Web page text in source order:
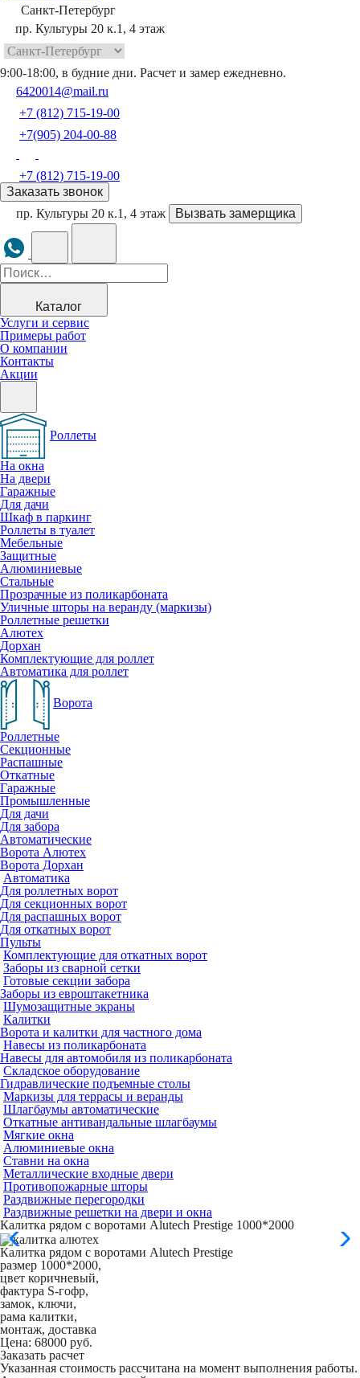
Санкт-Петербург
пр. Культуры 20 к.1, 4 этаж
9:00-18:00, в будние дни. Расчет и замер ежедневно.
6420014@mail.ru
+7 (812) 715-19-00
+7(905) 204-00-88
+7 (812) 715-19-00
Заказать звонок
пр. Культуры 20 к.1, 4 этаж
Вызвать замерщика
Каталог
Услуги и сервис
Примеры работ
О компании
Контакты
Акции
Роллеты
На окна
На двери
Гаражные
Для дачи
Шкаф в паркинг
Роллеты в туалет
Мебельные
Защитные
Алюминиевые
Стальные
Прозрачные из поликарбоната
Уличные шторы на веранду (маркизы)
Роллетные решетки
Алютех
Дорхан
Комплектующие для роллет
Автоматика для роллет
Ворота
Роллетные
Секционные
Распашные
Откатные
Гаражные
Промышленные
Для дачи
Для забора
Автоматические
Ворота Алютех
Ворота Дорхан
Автоматика
Для роллетных ворот
Для секционных ворот
Для распашных ворот
Для откатных ворот
Пульты
Комплектующие для откатных ворот
Заборы из сварной сетки
Готовые секции забора
Заборы из евроштакетника
Шумозащитные экраны
Калитки
Ворота и калитки для частного дома
Навесы из поликарбоната
Навесы для автомобиля из поликарбоната
Складское оборудование
Гидравлические подъемные столы
Маркизы для террасы и веранды
Шлагбаумы автоматические
Откатные антивандальные шлагбаумы
Мягкие окна
Алюминиевые окна
Ставни на окна
Металлические входные двери
Противопожарные шторы
Раздвижные перегородки
Раздвижные решетки на двери и окна
Калитка рядом с воротами Alutech Prestige 1000*2000
Калитка рядом с воротами Alutech Prestige
размер 1000*2000,
цвет коричневый,
фактура S-гофр,
замок, ключи,
рама калитки,
монтаж, доставка
Цена: 68000 руб.
Заказать расчет
Указанная стоимость рассчитана на момент выполнения работы.